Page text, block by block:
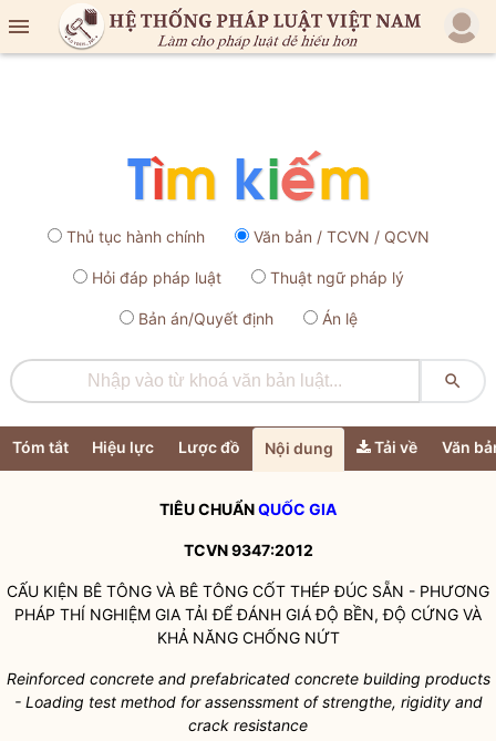

Thủ tục hành chính Văn bản / TCVN / QCVN
Hỏi đáp pháp luật Thuật ngữ pháp lý
Bản án/Quyết định Án lệ

Tóm tắt Hiệu lực Lược đồ Nội dung Tải về Văn
TIÊU CHUẨNQUỐC GIA
TCVN 9347:2012
CẤU KIỆN BÊ TÔNG VÀ BÊ TÔNG CỐT THÉP ĐÚC SẴN - PHƯƠNG
PHÁP THÍ NGHIỆM GIA TẢI ĐỂ ĐÁNH GIÁ ĐỘ BỀN, ĐỘ CỨNG VÀ
KHẢ NĂNG CHỐNG NỨT
Reinforced concrete and prefabricated concrete building products
- Loading test method for assenssment of strengthe, rigidity and
crack resistance